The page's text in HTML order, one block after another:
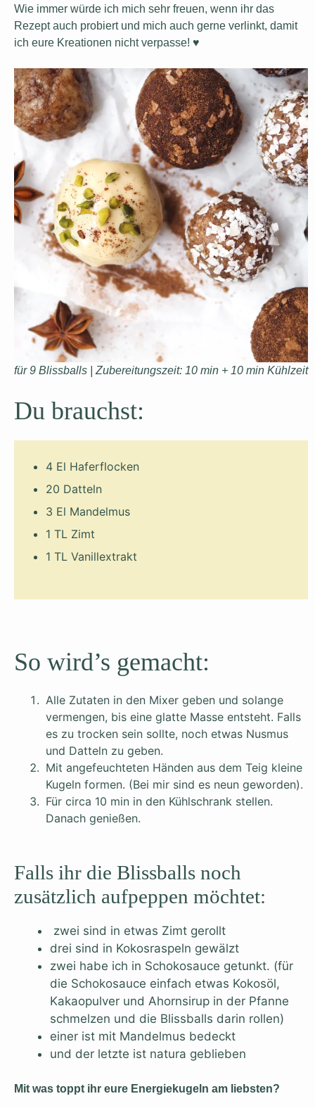
Wie immer würde ich mich sehr freuen, wenn ihr das
Rezept auch probiert und mich auch gerne verlinkt, damit
ich eure Kreationen nicht verpasse! ♥
für 9 Blissballs | Zubereitungszeit: 10 min + 10 min Kühlzeit
Du brauchst:
4 El Haferflocken
20 Datteln
3 El Mandelmus
1 TL Zimt
1 TL Vanillextrakt
So wird’s gemacht:
Alle Zutaten in den Mixer geben und solange
vermengen, bis eine glatte Masse entsteht. Falls
es zu trocken sein sollte, noch etwas Nusmus
und Datteln zu geben.
Mit angefeuchteten Händen aus dem Teig kleine
Kugeln formen. (Bei mir sind es neun geworden).
Für circa 10 min in den Kühlschrank stellen.
Danach genießen.
Falls ihr die Blissballs noch
zusätzlich aufpeppen möchtet:
zwei sind in etwas Zimt gerollt
drei sind in Kokosraspeln gewälzt
zwei habe ich in Schokosauce getunkt. (für
die Schokosauce einfach etwas Kokosöl,
Kakaopulver und Ahornsirup in der Pfanne
schmelzen und die Blissballs darin rollen)
einer ist mit Mandelmus bedeckt
und der letzte ist natura geblieben
Mit was toppt ihr eure Energiekugeln am liebsten?